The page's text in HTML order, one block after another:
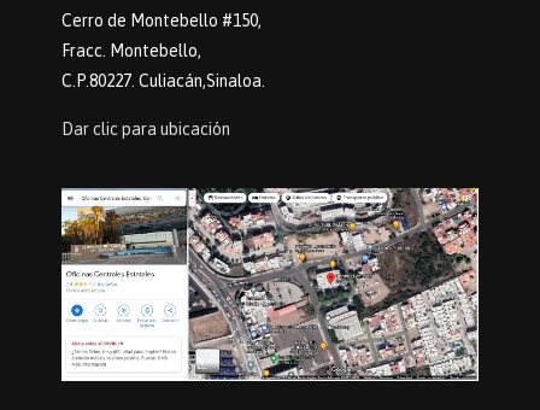
Cerro de Montebello #150,
Fracc. Montebello,
C.P.80227. Culiacán,Sinaloa.
Dar clic para ubicación